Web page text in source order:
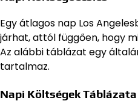
Egy átlagos nap Los
járhat, attól függően, hogy
Az alábbi táblázat egy
tartalmaz.
Napi Költségek Táblázata